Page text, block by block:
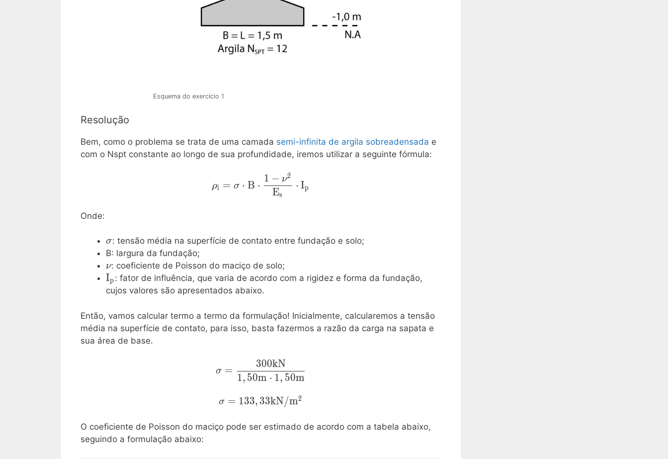
Esquema do exercício 1
Resolução
Bem, como o problema se trata de uma camada semi-infinita de argila sobreadensada e
com o Nspt constante ao longo de sua profundidade, iremos utilizar a seguinte fórmula:
\mathrm{\rho_i=\sigma\cdot
B\cdot\dfrac{1-\nu^2}
ρi = σ ⋅ B ⋅
Es
1 − ν2
⋅ Ip
Onde:
\mathrm{\sigma}
σ: tensão média na superfície de contato entre fundação e solo;
B: largura da fundação;
\mathrm{\nu}
ν: coeficiente de Poisson do maciço de solo;
\mathrm{I_p}
Ip: fator de influência, que varia de acordo com a rigidez e forma da fundação,
cujos valores são apresentados abaixo.
Então, vamos calcular termo a termo da formulação! Inicialmente, calcularemos a tensão
média na superfície de contato, para isso, basta fazermos a razão da carga na sapata e
sua área de base.
\mathrm{\sigma=\dfrac{300kN}
{1,50m\cdot1,50m}}
σ =
1, 50m ⋅ 1, 50m
300kN
\mathrm{\sigma=133,33
σ = 133, 33kN/m2
O coeficiente de Poisson do maciço pode ser estimado de acordo com a tabela abaixo,
seguindo a formulação abaixo: